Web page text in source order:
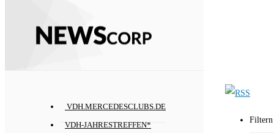
VDH.MERCEDESCLUBS.DE
VDH-JAHRESTREFFEN*
Filtern